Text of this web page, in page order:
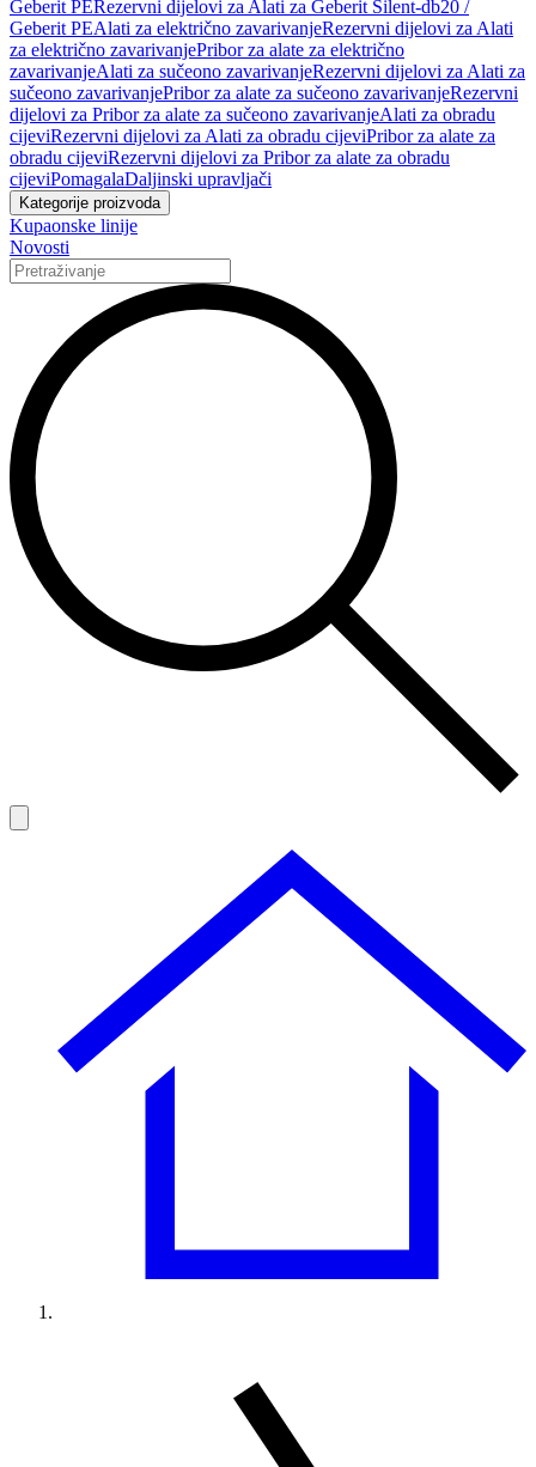
Geberit PERezervni dijelovi za Alati za Geberit Silent-db20 /
Geberit PEAlati za električno zavarivanjeRezervni dijelovi za Alati
za električno zavarivanjePribor za alate za električno
zavarivanjeAlati za sučeono zavarivanjeRezervni dijelovi za Alati za
sučeono zavarivanjePribor za alate za sučeono zavarivanjeRezervni
dijelovi za Pribor za alate za sučeono zavarivanjeAlati za obradu
cijeviRezervni dijelovi za Alati za obradu cijeviPribor za alate za
obradu cijeviRezervni dijelovi za Pribor za alate za obradu
cijeviPomagalaDaljinski upravljači
Kategorije proizvoda
Kupaonske linije
Novosti